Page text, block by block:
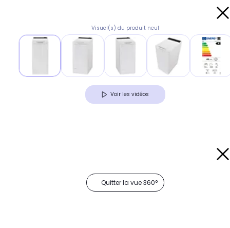
Visuel(s) du produit neuf
Voir les vidéos
Quitter la vue 360°